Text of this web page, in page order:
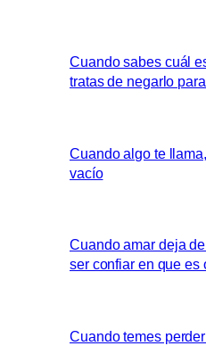
Cuando sabes cuál
tratas de negarlo
Cuando algo te
vacío
Cuando amar deja
ser confiar en que es
Cuando temes